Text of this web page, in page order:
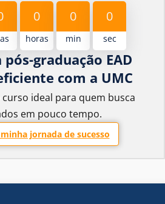
0
horas
0
min
0
sec
pós-graduação EAD
com a UMC
ideal para quem busca
em pouco tempo.
jornada de sucesso